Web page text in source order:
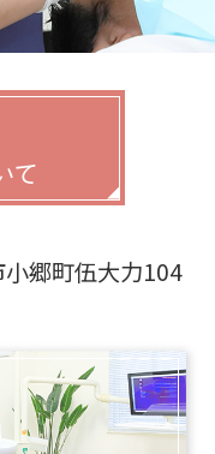
て
郷町伍大力104